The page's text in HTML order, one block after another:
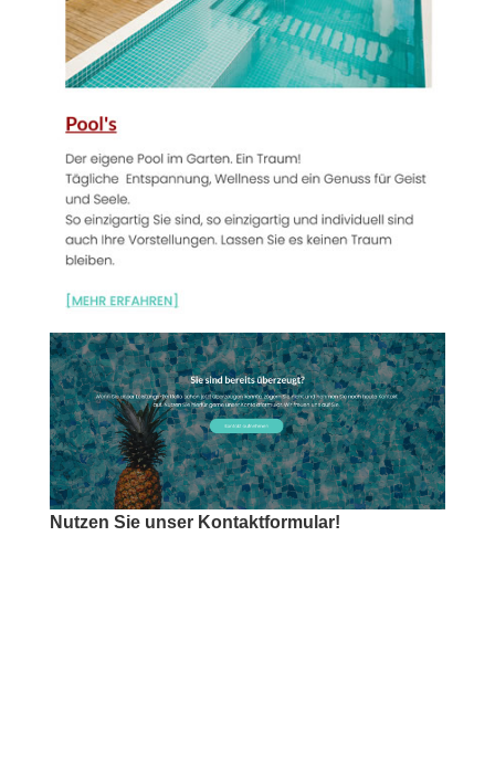
Nutzen Sie unser Kontaktformular!